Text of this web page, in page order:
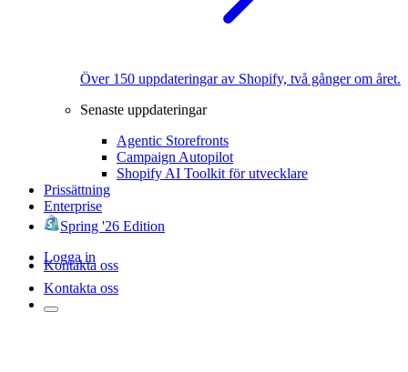
Över 150 uppdateringar av Shopify, två gånger om året.
Senaste uppdateringar
Agentic Storefronts
Campaign Autopilot
Shopify AI Toolkit för utvecklare
Prissättning
Enterprise
Spring '26 Edition
Logga in
Kontakta oss
Kontakta oss